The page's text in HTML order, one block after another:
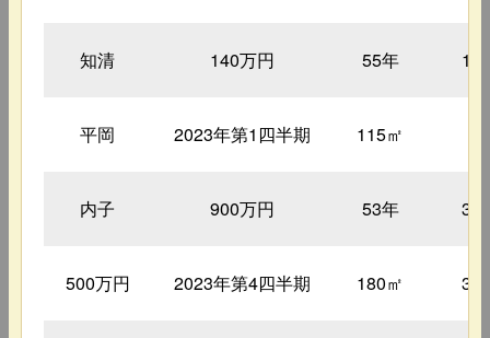
知清 140万円 55年
平岡 2023年第1四半期 115㎡
内子 900万円 53年
500万円 2023年第4四半期 180㎡